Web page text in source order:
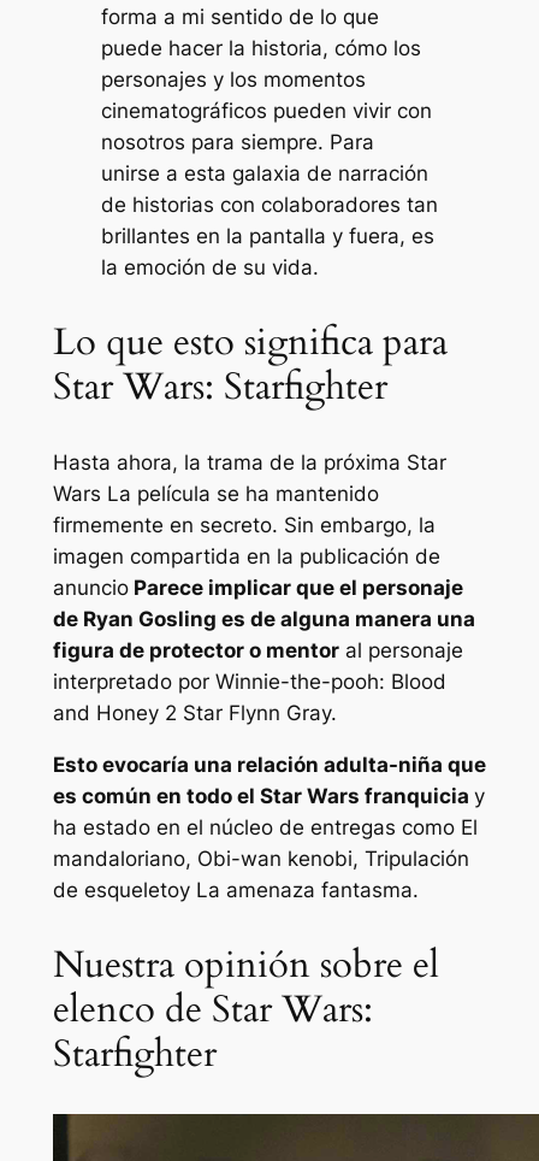
forma a mi sentido de lo que
puede hacer la historia, cómo los
personajes y los momentos
cinematográficos pueden vivir con
nosotros para siempre. Para
unirse a esta galaxia de narración
de historias con colaboradores tan
brillantes en la pantalla y fuera, es
la emoción de su vida.
Lo que esto significa para
Star Wars: Starfighter
Hasta ahora, la trama de la próxima Star
Wars La película se ha mantenido
firmemente en secreto. Sin embargo, la
imagen compartida en la publicación de
anuncioParece implicar que el personaje
de Ryan Gosling es de alguna manera una
figura de protector o mentoral personaje
interpretado por Winnie-the-pooh: Blood
and Honey 2 Star Flynn Gray.
Esto evocaría una relación adulta-niña que
es común en todo el Star Wars franquicia y
ha estado en el núcleo de entregas como El
mandaloriano, Obi-wan kenobi, Tripulación
de esqueletoy La amenaza fantasma.
Nuestra opinión sobre el
elenco de Star Wars:
Starfighter